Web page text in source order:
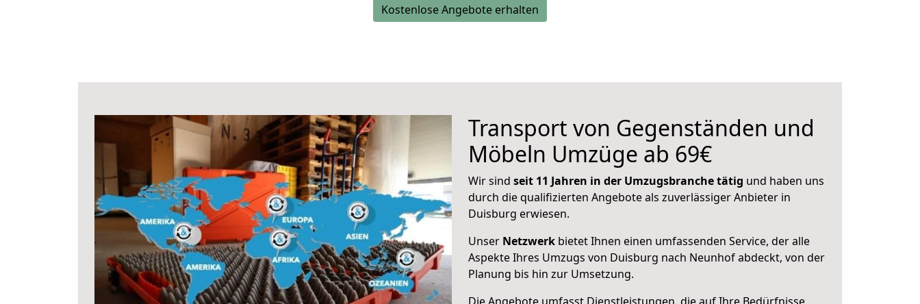
Kostenlose Angebote erhalten
Transport von Gegenständen und
Möbeln Umzüge ab 69€
Wir sind seit 11 Jahren in der Umzugsbranche tätig und haben uns
durch die qualifizierten Angebote als zuverlässiger Anbieter in
Duisburg erwiesen.
Unser Netzwerk bietet Ihnen einen umfassenden Service, der alle
Aspekte Ihres Umzugs von Duisburg nach Neunhof abdeckt, von der
Planung bis hin zur Umsetzung.